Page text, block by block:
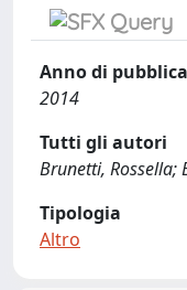
Anno di
2014
Tutti gli autori
Brunetti, Rossella;
Tipologia
Altro